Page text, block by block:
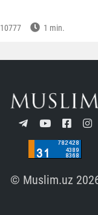
10777 1 min.
© Muslim.uz